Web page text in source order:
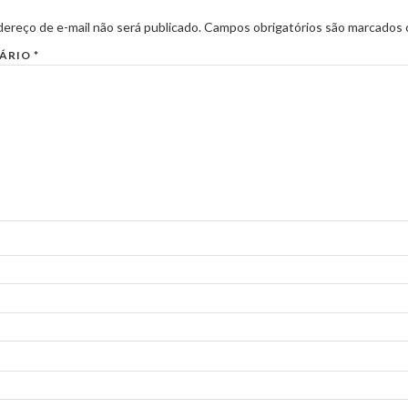
de e-mail não será publicado.Campos obrigatórios são marcados
*